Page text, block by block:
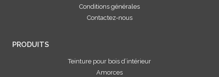
Conditions générales
Contactez-nous
PRODUITS
Teinture pour bois d’intérieur
Amorces